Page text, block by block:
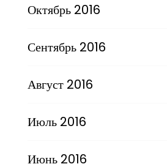
Октябрь 2016
Сентябрь 2016
Август 2016
Июль 2016
Июнь 2016